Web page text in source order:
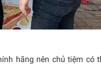
hãng nên chủ tiệm có